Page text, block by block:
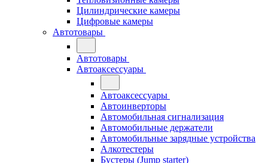
Цилиндрические камеры
Цифровые камеры
Автотовары
Автотовары
Автоаксессуары
Автоаксессуары
Автоинверторы
Автомобильная сигнализация
Автомобильные держатели
Автомобильные зарядные устройства
Алкотестеры
Бустеры (Jump starter)